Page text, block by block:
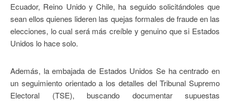
Ecuador, Reino Unido y Chile, ha seguido solicitándoles que
sean ellos quienes lideren las quejas formales de fraude en las
elecciones, lo cual será más creíble y genuino que si Estados
Unidos lo hace solo.
Además, la embajada de Estados Unidos Se ha centrado en
un seguimiento orientado a los detalles del Tribunal Supremo
Electoral (TSE), buscando documentar supuestas